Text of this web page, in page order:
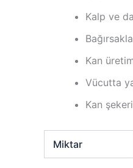
Kalp ve
Kan
Vücutta
Kan
Miktar